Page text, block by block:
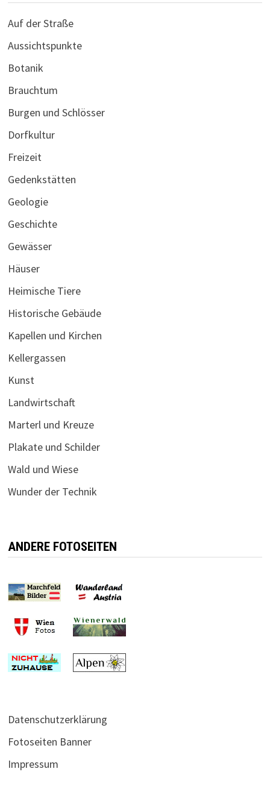
Auf der Straße
Aussichtspunkte
Botanik
Brauchtum
Burgen und Schlösser
Dorfkultur
Freizeit
Gedenkstätten
Geologie
Geschichte
Gewässer
Häuser
Heimische Tiere
Historische Gebäude
Kapellen und Kirchen
Kellergassen
Kunst
Landwirtschaft
Marterl und Kreuze
Plakate und Schilder
Wald und Wiese
Wunder der Technik
ANDERE FOTOSEITEN
Datenschutzerklärung
Fotoseiten Banner
Impressum